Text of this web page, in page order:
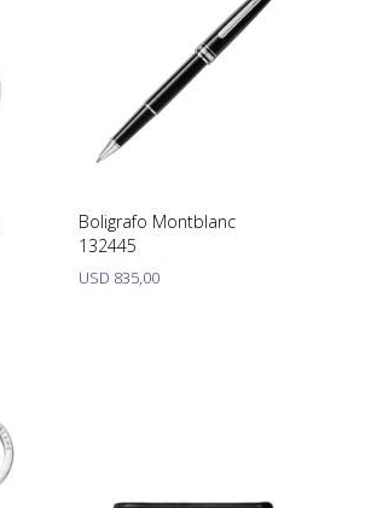
Boligrafo Montblanc
132445
USD 835,00